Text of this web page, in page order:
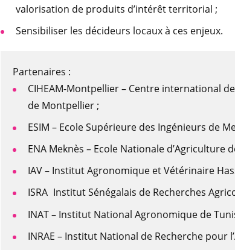
valorisation de produits d’intérêt territorial ;
Sensibiliser les décideurs locaux à ces enjeux.
Partenaires :
CIHEAM-Montpellier – Centre international
de Montpellier ;
ESIM – Ecole Supérieure des Ingénieurs de
ENA Meknès – Ecole Nationale d’Agriculture
IAV – Institut Agronomique et Vétérinaire
ISRA Institut Sénégalais de Recherches
INAT – Institut National Agronomique de
INRAE – Institut National de Recherche pour